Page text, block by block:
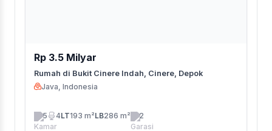
Rp 3.5 Milyar
Rumah di Bukit Cinere Indah, Cinere, Depok
Java, Indonesia
5 4LT193 m²LB286 m² 2